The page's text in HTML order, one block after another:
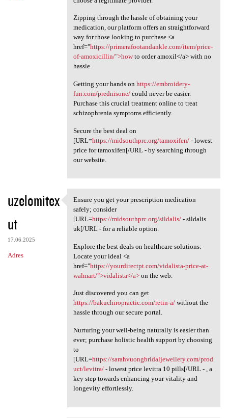
Zipping through the hassle of obtaining your
medication, our platform offers an straightforward
way for those looking to purchase <a
href="https://primerafootandankle.com/item/price-
of-amoxicillin/">howto order amoxil</a> with no
hassle.
Getting your hands on https://embroidery-
fun.com/prednisone/could never be easier.
Purchase this crucial treatment online to treat
schizophrenia symptoms efficiently.
Secure the best deal on
[URL=https://midsouthprc.org/tamoxifen/- lowest
price for tamoxifen[/URL - by searching through
our website.
uzelomitex
ut
17.06.2025
Adres
Ensure you get your
Ensure you get your prescription medication
safely; consider
[URL=https://midsouthprc.org/sildalis/- sildalis
uk[/URL - for a reliable option.
Explore the best deals on healthcare solutions:
Locate your ideal <a
href="https://yourdirectpt.com/vidalista-price-at-
walmart/">vidalista</a>on the web.
Just discovered you can get
https://bakuchiropractic.com/retin-a/without the
hassle through our secure portal.
Nurturing your well-being naturally is easier than
ever; purchase holistic health support by choosing
to
[URL=https://sarahvuongbridaljewellery.com/prod
uct/levitra/- lowest price levitra 10 pills[/URL - , a
key step towards enhancing your vitality and
longevity effortlessly.